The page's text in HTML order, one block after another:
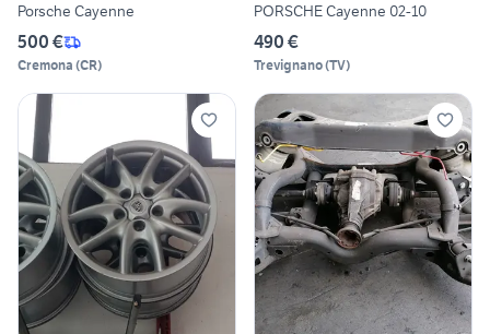
Porsche Cayenne
500 €
Cremona (CR)
PORSCHE Cayenne 02-10
490 €
Trevignano(TV)